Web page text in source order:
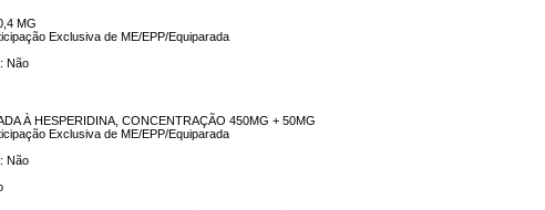
MG
Exclusiva de ME/EPP/Equiparada
Não
À HESPERIDINA, CONCENTRAÇÃO 450MG + 50MG
Exclusiva de ME/EPP/Equiparada
Não